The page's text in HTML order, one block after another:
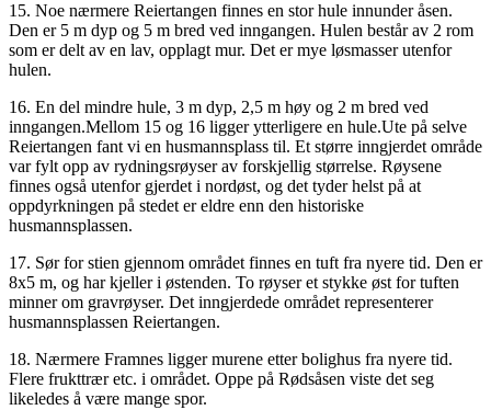
15. Noe nærmere Reiertangen finnes en stor hule innunder åsen.
Den er 5 m dyp og 5 m bred ved inngangen. Hulen består av 2 rom
som er delt av en lav, opplagt mur. Det er mye løsmasser utenfor
hulen.
16. En del mindre hule, 3 m dyp, 2,5 m høy og 2 m bred ved
inngangen.Mellom 15 og 16 ligger ytterligere en hule.Ute på selve
Reiertangen fant vi en husmannsplass til. Et større inngjerdet område
var fylt opp av rydningsrøyser av forskjellig størrelse. Røysene
finnes også utenfor gjerdet i nordøst, og det tyder helst på at
oppdyrkningen på stedet er eldre enn den historiske
husmannsplassen.
17. Sør for stien gjennom området finnes en tuft fra nyere tid. Den er
8x5 m, og har kjeller i østenden. To røyser et stykke øst for tuften
minner om gravrøyser. Det inngjerdede området representerer
husmannsplassen Reiertangen.
18. Nærmere Framnes ligger murene etter bolighus fra nyere tid.
Flere frukttrær etc. i området. Oppe på Rødsåsen viste det seg
likeledes å være mange spor.